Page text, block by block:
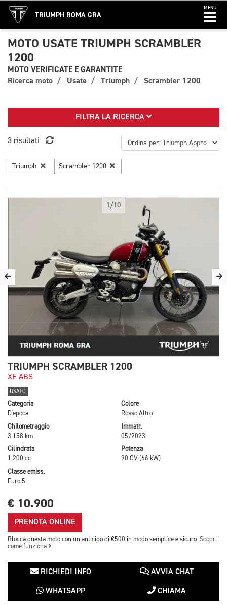
TRIUMPH ROMA GRA
MENU
MOTO USATE TRIUMPH SCRAMBLER
1200
MOTO VERIFICATE E GARANTITE
Ricerca moto
Usate Triumph Scrambler 1200
FILTRA LA RICERCA
3 risultati
Triumph Scrambler 1200
1/10
TRIUMPH SCRAMBLER 1200
XE ABS
USATO
Categoria
D'epoca
Colore
Rosso Altro
Chilometraggio
3.158 km
Immatr.
05/2023
Cilindrata
1.200 cc
Potenza
90 CV (66 kW)
Classe emiss.
Euro 5
€ 10.900
PRENOTA ONLINE
Blocca questa moto con un anticipo di €500 in modo semplice e sicuro. Scopri
come funziona
RICHIEDI INFO AVVIA CHAT
WHATSAPP CHIAMA